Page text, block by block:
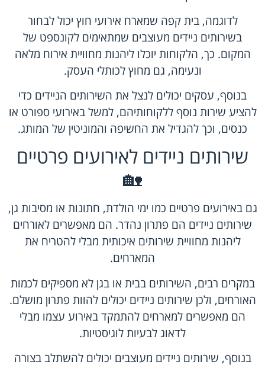
לדוגמה, בית קפה שמארח אירועי חוץ יכול לבחור
בשירותים ניידים מעוצבים שמתאימים לקונספט של
המקום. כך, הלקוחות יוכלו ליהנות מחוויית אירוח מלאה
ונעימה, גם מחוץ לכותלי העסק.
בנוסף, עסקים יכולים לנצל את השירותים הניידים כדי
להציע שירות נוסף ללקוחותיהם, למשל באירועי ספורט או
כנסים, וכך להגדיל את החשיפה והמוניטין של המותג.
שירותים ניידים לאירועים פרטיים
🏡
גם באירועים פרטיים כמו ימי הולדת, חתונות או מסיבות גן,
שירותים ניידים הם פתרון נהדר. הם מאפשרים לאורחים
ליהנות מחוויית שירותים איכותית מבלי להטריח את
המארחים.
במקרים רבים, השירותים בבית או בגן לא מספיקים לכמות
האורחים, ולכן שירותים ניידים יכולים להוות פתרון מושלם.
הם מאפשרים למארחים להתמקד באירוע עצמו מבלי
לדאוג לבעיות לוגיסטיות.
בנוסף, שירותים ניידים מעוצבים יכולים להשתלב בצורה